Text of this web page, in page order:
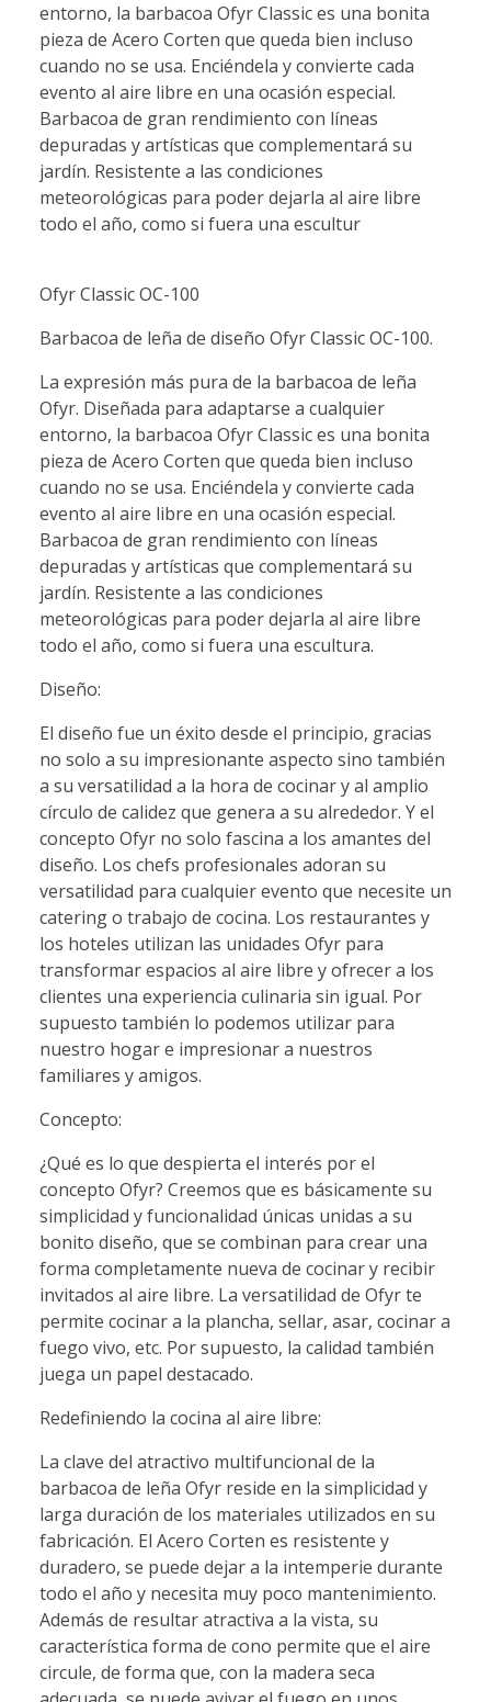
entorno, la barbacoa Ofyr Classic es una bonita
pieza de Acero Corten que queda bien incluso
cuando no se usa. Enciéndela y convierte cada
evento al aire libre en una ocasión especial.
Barbacoa de gran rendimiento con líneas
depuradas y artísticas que complementará su
jardín. Resistente a las condiciones
meteorológicas para poder dejarla al aire libre
todo el año, como si fuera una escultur
Ofyr Classic OC-100
Barbacoa de leña de diseño Ofyr Classic OC-100.
La expresión más pura de la barbacoa de leña
Ofyr. Diseñada para adaptarse a cualquier
entorno, la barbacoa Ofyr Classic es una bonita
pieza de Acero Corten que queda bien incluso
cuando no se usa. Enciéndela y convierte cada
evento al aire libre en una ocasión especial.
Barbacoa de gran rendimiento con líneas
depuradas y artísticas que complementará su
jardín. Resistente a las condiciones
meteorológicas para poder dejarla al aire libre
todo el año, como si fuera una escultura.
Diseño:
El diseño fue un éxito desde el principio, gracias
no solo a su impresionante aspecto sino también
a su versatilidad a la hora de cocinar y al amplio
círculo de calidez que genera a su alrededor. Y el
concepto Ofyr no solo fascina a los amantes del
diseño. Los chefs profesionales adoran su
versatilidad para cualquier evento que necesite un
catering o trabajo de cocina. Los restaurantes y
los hoteles utilizan las unidades Ofyr para
transformar espacios al aire libre y ofrecer a los
clientes una experiencia culinaria sin igual. Por
supuesto también lo podemos utilizar para
nuestro hogar e impresionar a nuestros
familiares y amigos.
Concepto:
¿Qué es lo que despierta el interés por el
concepto Ofyr? Creemos que es básicamente su
simplicidad y funcionalidad únicas unidas a su
bonito diseño, que se combinan para crear una
forma completamente nueva de cocinar y recibir
invitados al aire libre. La versatilidad de Ofyr te
permite cocinar a la plancha, sellar, asar, cocinar a
fuego vivo, etc. Por supuesto, la calidad también
juega un papel destacado.
Redefiniendo la cocina al aire libre:
La clave del atractivo multifuncional de la
barbacoa de leña Ofyr reside en la simplicidad y
larga duración de los materiales utilizados en su
fabricación. El Acero Corten es resistente y
duradero, se puede dejar a la intemperie durante
todo el año y necesita muy poco mantenimiento.
Además de resultar atractiva a la vista, su
característica forma de cono permite que el aire
circule, de forma que, con la madera seca